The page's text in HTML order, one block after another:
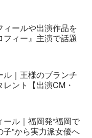
ィールや出演作品を
フィー』主演で話題
ル｜王様のブランチ
ント【出演CM・
ル｜福岡発“福岡で
”から実力派女優へ